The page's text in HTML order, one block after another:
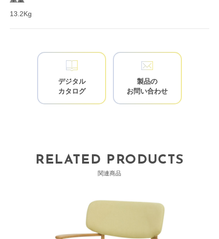
13.2Kg
デジタル
カタログ
製品の
お問い合わせ
RELATED PRODUCTS
関連商品